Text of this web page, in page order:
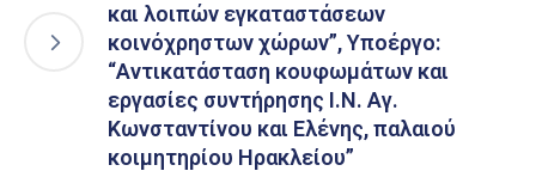
και λοιπών εγκαταστάσεων
κοινόχρηστων χώρων”, Υποέργο:
“Αντικατάσταση κουφωμάτων και
εργασίες συντήρησης Ι.Ν. Αγ.
Κωνσταντίνου και Ελένης, παλαιού
κοιμητηρίου Ηρακλείου”